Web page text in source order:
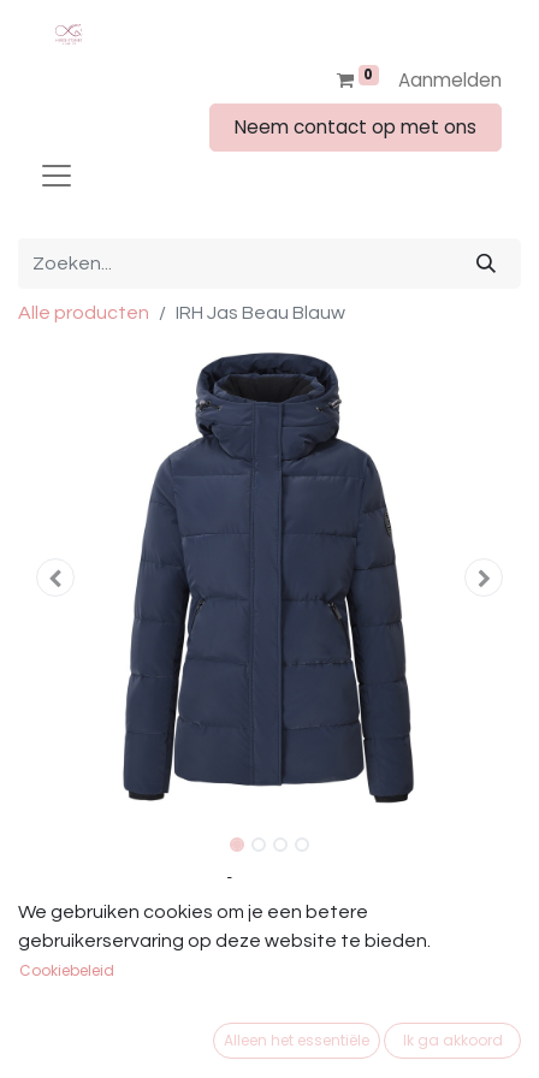
0
Aanmelden
Neem contact op met ons
Alle producten IRH Jas Beau Blauw
IRH Jas Beau Blauw
IRH Jas Beau Blauw
€79,95
We gebruiken cookies om je een betere
gebruikerservaring op deze website te bieden.
Cookiebeleid
Alleen het essentiële Ik ga akkoord